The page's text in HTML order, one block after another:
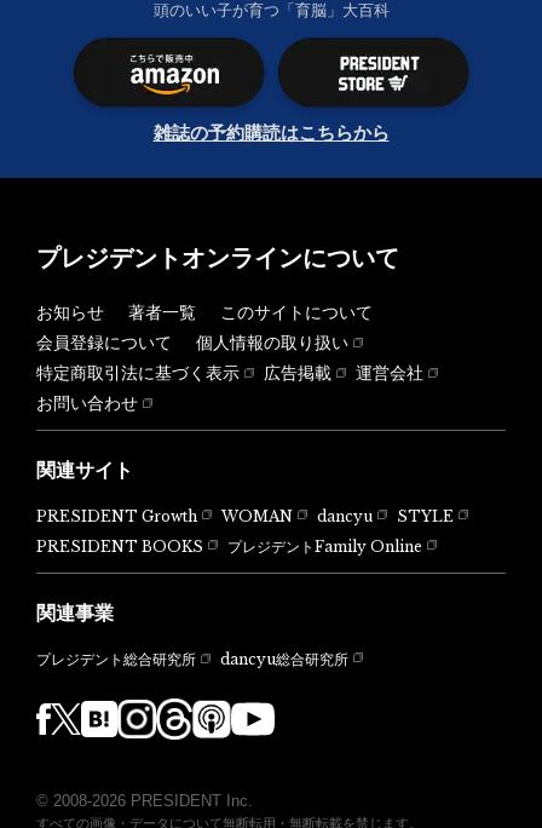
頭のいい子が育つ「育脳」大百科
雑誌の予約購読はこちらから
プレジデントオンラインについて
お知らせ 著者一覧
このサイトについて
会員登録について
個人情報の取り扱い
特定商取引法に基づく表示
広告掲載
運営会社
お問い合わせ
関連サイト
PRESIDENT Growth WOMAN dancyu
STYLE
PRESIDENT BOOKS
プレジデントFamily Online
関連事業
プレジデント総合研究所 dancyu総合研究所
© 2008-2026 PRESIDENT Inc.
すべての画像・データについて無断転用・無断転載を禁じます。